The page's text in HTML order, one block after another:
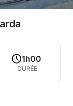
1h00
DURÉE